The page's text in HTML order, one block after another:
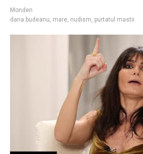
Monden
dana budeanu, mare, nudism, purtatul mastii